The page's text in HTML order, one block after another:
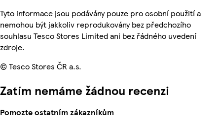
Tyto informace jsou podávány pouze pro osobní použití a
nemohou být jakkoliv reprodukovány bez předchozího
souhlasu Tesco Stores Limited ani bez řádného uvedení
zdroje.
© Tesco Stores ČR a.s.
Zatím nemáme žádnou recenzi
Pomozte ostatním zákazníkům